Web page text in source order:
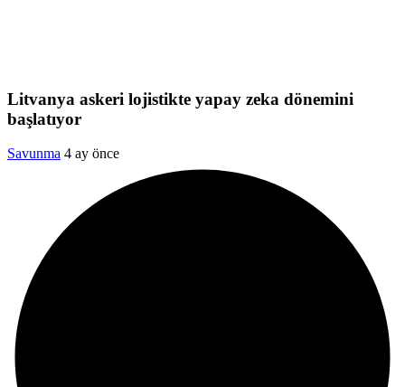
Litvanya askeri lojistikte yapay zeka dönemini
başlatıyor
Savunma 4 ay önce